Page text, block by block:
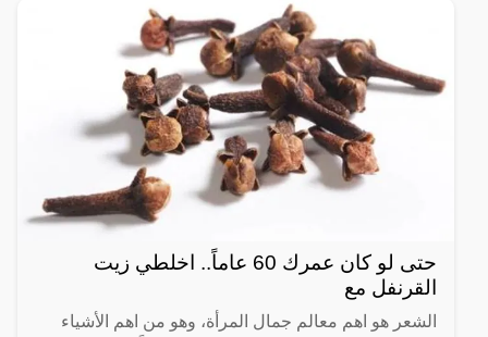
حتى لو كان عمرك 60 عاماً.. اخلطي زيت
القرنفل مع
الشعر هو اهم معالم جمال المرأة، وهو من اهم الأشياء